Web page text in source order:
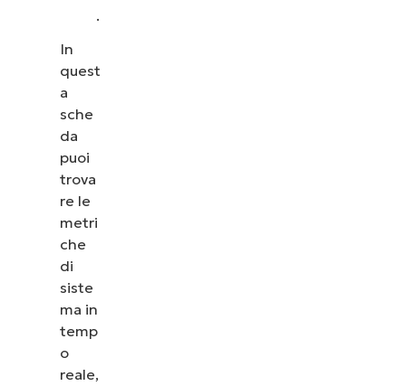
.
In
quest
a
sche
da
puoi
trova
re le
metri
che
di
siste
ma in
temp
o
reale,